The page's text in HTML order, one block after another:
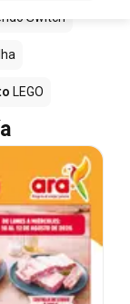
Switch
LEGO